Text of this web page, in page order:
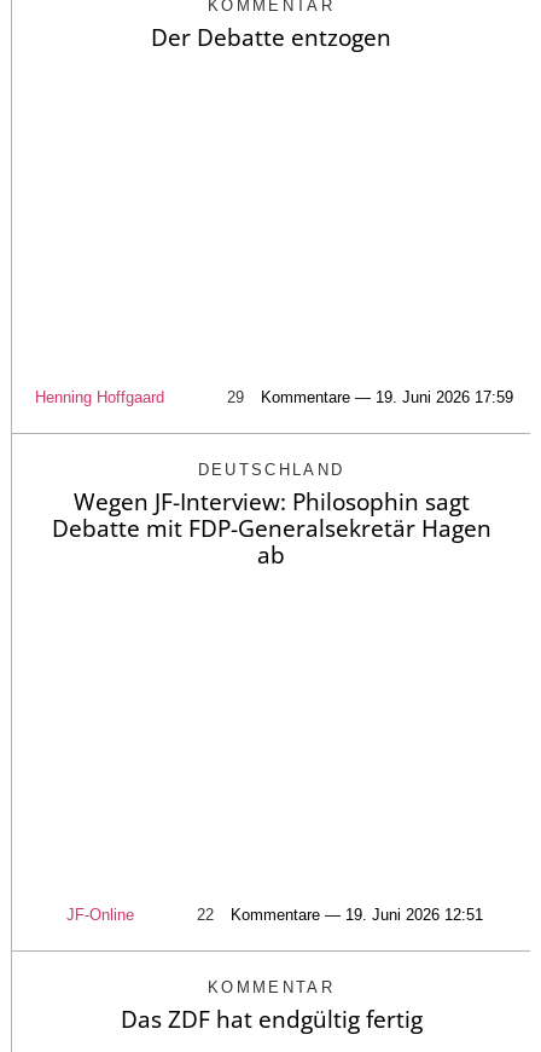
KOMMENTAR
Der Debatte entzogen
Henning Hoffgaard 29 Kommentare — 19. Juni 2026 17:59
DEUTSCHLAND
Wegen JF-Interview: Philosophin sagt
Debatte mit FDP-Generalsekretär Hagen
ab
JF-Online 22 Kommentare — 19. Juni 2026 12:51
KOMMENTAR
Das ZDF hat endgültig fertig